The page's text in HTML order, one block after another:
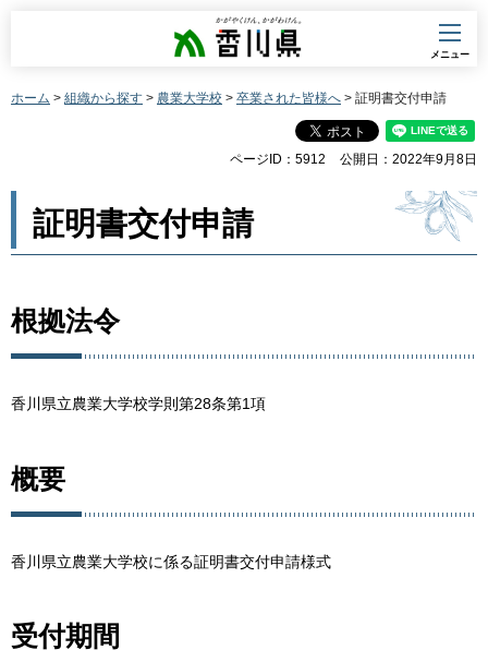
香川県
メニュー
ホーム > 組織から探す > 農業大学校 > 卒業された皆様へ > 証明書交付申請
ページID：5912 公開日：2022年9月8日
証明書交付申請
根拠法令
香川県立農業大学校学則第28条第1項
概要
香川県立農業大学校に係る証明書交付申請様式
受付期間